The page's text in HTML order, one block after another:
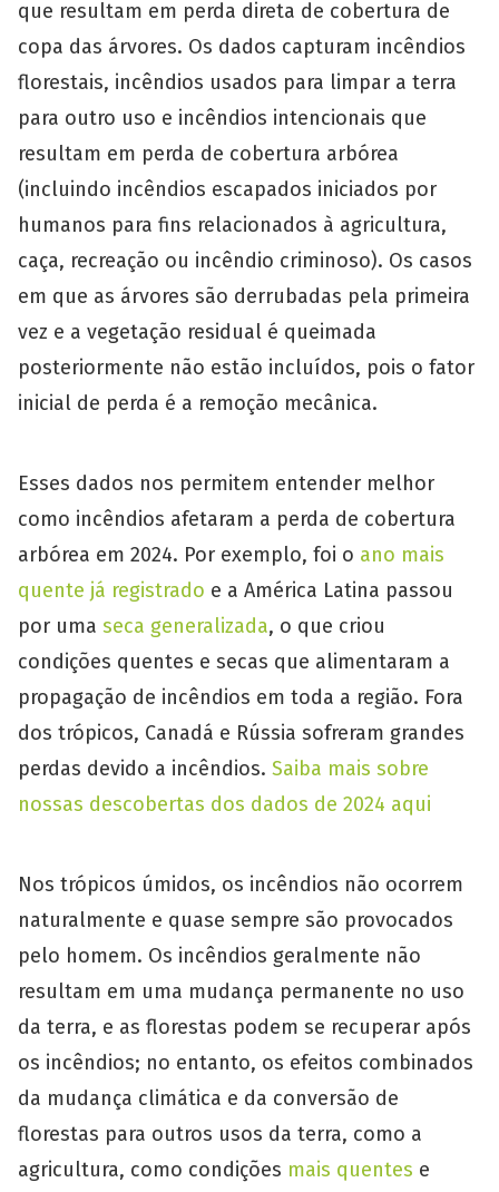
que resultam em perda direta de cobertura de
copa das árvores. Os dados capturam incêndios
florestais, incêndios usados para limpar a terra
para outro uso e incêndios intencionais que
resultam em perda de cobertura arbórea
(incluindo incêndios escapados iniciados por
humanos para fins relacionados à agricultura,
caça, recreação ou incêndio criminoso). Os casos
em que as árvores são derrubadas pela primeira
vez e a vegetação residual é queimada
posteriormente não estão incluídos, pois o fator
inicial de perda é a remoção mecânica.
Esses dados nos permitem entender melhor
como incêndios afetaram a perda de cobertura
arbórea em 2024. Por exemplo, foi o ano mais
quente já registrado e a América Latina passou
por uma seca generalizada, o que criou
condições quentes e secas que alimentaram a
propagação de incêndios em toda a região. Fora
dos trópicos, Canadá e Rússia sofreram grandes
perdas devido a incêndios. Saiba mais sobre
nossas descobertas dos dados de 2024 aqui
Nos trópicos úmidos, os incêndios não ocorrem
naturalmente e quase sempre são provocados
pelo homem. Os incêndios geralmente não
resultam em uma mudança permanente no uso
da terra, e as florestas podem se recuperar após
os incêndios; no entanto, os efeitos combinados
da mudança climática e da conversão de
florestas para outros usos da terra, como a
agricultura, como condições mais quentes e